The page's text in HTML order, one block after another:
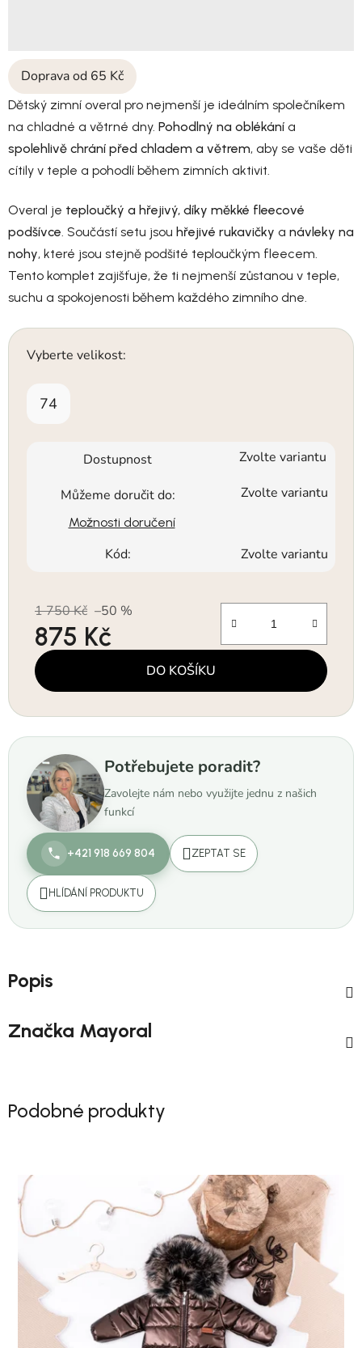
Doprava od 65 Kč
Dětský zimní overal pro nejmenší je ideálním společníkem
na chladné a větrné dny. Pohodlný na oblékání a
spolehlivě chrání před chladem a větrem, aby se vaše děti
cítily v teple a pohodlí během zimních aktivit.
Overal je teploučký a hřejivý, díky měkké fleecové
podšívce. Součástí setu jsou hřejivé rukavičky a návleky na
nohy, které jsou stejně podšité teploučkým fleecem.
Tento komplet zajišťuje, že ti nejmenší zůstanou v teple,
suchu a spokojenosti během každého zimního dne.
Vyberte velikost:
74
Dostupnost Zvolte variantu
Můžeme doručit do: Zvolte variantu
Možnosti doručení
Kód: Zvolte variantu
1 750 Kč –50 %
875 Kč
Měrná cena: DO KOŠÍKU
Potřebujete poradit?
Zavolejte nám nebo využijte jednu z našich
funkcí
+421 918 669 804 ZEPTAT SE
HLÍDÁNÍ PRODUKTU
Popis
Značka Mayoral
Podobné produkty